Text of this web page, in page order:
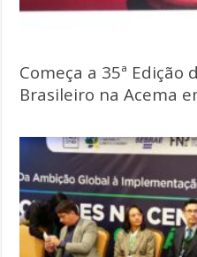
Começa a 35ª Edição
Brasileiro na Acema